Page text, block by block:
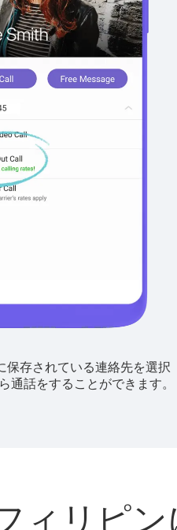
保存されている連絡先を選択
通話をすることができます。
ィリピン